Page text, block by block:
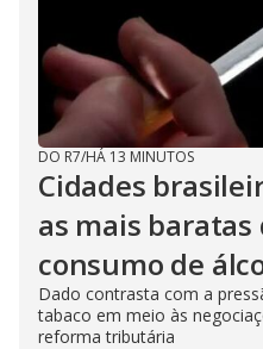
DO R7/HÁ 13 MINUTOS
Cidades
as mais
consumo de
Dado contrasta com a
tabaco em meio às
reforma tributária